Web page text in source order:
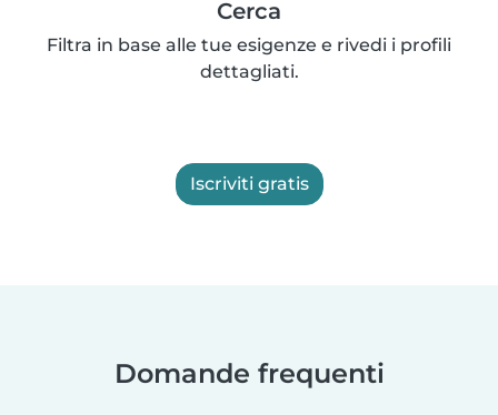
Cerca
Filtra in base alle tue esigenze e rivedi i profili
dettagliati.
Iscriviti gratis
Domande frequenti